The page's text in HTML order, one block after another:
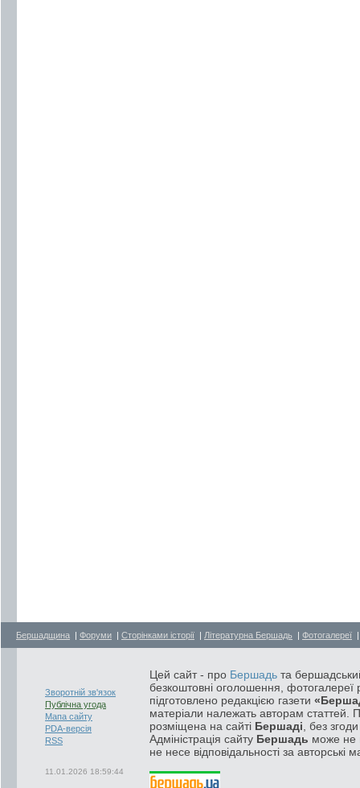
Бершадщина | Форуми | Сторінками історії | Літературна Бершадь | Фотогалереї
Зворотній зв'язок
Публічна угода
Мапа сайту
PDA-версія
RSS
11.01.2026 18:59:44
Цей сайт - про Бершадь та
безкоштовні оголошення, фотогалереї
підготовлено редакцією газети
матеріали належать авторам статтей.
розміщена на сайті Бершаді , без
Адміністрація сайту Бершадь може не
не несе відповідальності за авторські